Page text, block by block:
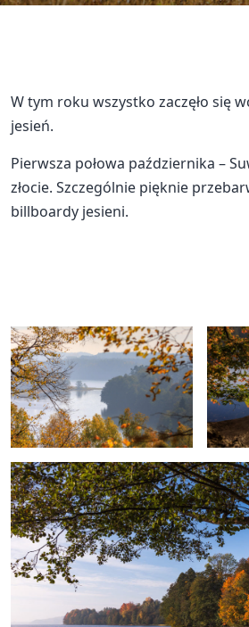
W tym roku wszystko zaczęło się
jesień.
Pierwsza połowa października –
złocie. Szczególnie pięknie
billboardy jesieni.